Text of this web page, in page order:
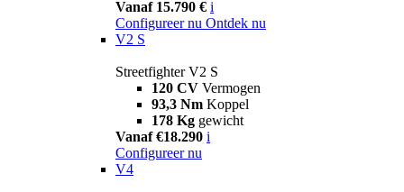
Vanaf 15.790 € i
Configureer nu Ontdek nu
V2 S
Streetfighter V2 S
120 CV Vermogen
93,3 Nm Koppel
178 Kg gewicht
Vanaf €18.290 i
Configureer nu
V4